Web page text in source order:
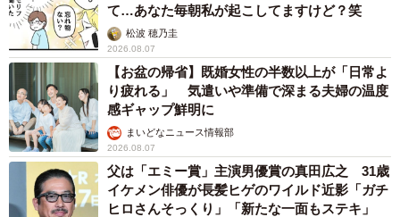
て…あなた毎朝私が起こしてますけど？笑
松波 穂乃圭
2026.08.07
【お盆の帰省】既婚女性の半数以上が「日常よ
り疲れる」 気遣いや準備で深まる夫婦の温度
感ギャップ鮮明に
まいどなニュース情報部
2026.08.07
父は「エミー賞」主演男優賞の真田広之 31歳
イケメン俳優が長髪ヒゲのワイルド近影「ガチ
ヒロさんそっくり」「新たな一面もステキ」